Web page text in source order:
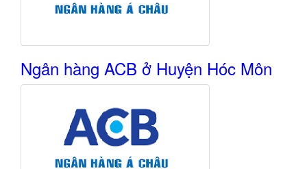
Ngân hàng ACB ở Huyện Hóc Môn